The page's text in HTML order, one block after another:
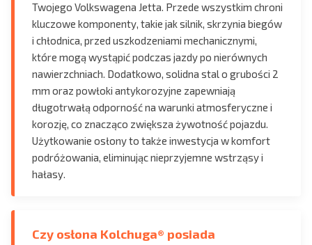
Twojego Volkswagena Jetta. Przede wszystkim chroni
kluczowe komponenty, takie jak silnik, skrzynia biegów
i chłodnica, przed uszkodzeniami mechanicznymi,
które mogą wystąpić podczas jazdy po nierównych
nawierzchniach. Dodatkowo, solidna stal o grubości 2
mm oraz powłoki antykorozyjne zapewniają
długotrwałą odporność na warunki atmosferyczne i
korozję, co znacząco zwiększa żywotność pojazdu.
Użytkowanie osłony to także inwestycja w komfort
podróżowania, eliminując nieprzyjemne wstrząsy i
hałasy.
Czy osłona Kolchuga® posiada